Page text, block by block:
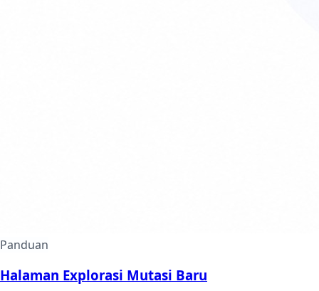
Panduan
Halaman Explorasi Mutasi Baru